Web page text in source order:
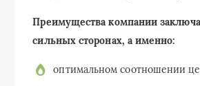
Преимущества компании
сильных сторонах, а именно:
оптимальном соотношении